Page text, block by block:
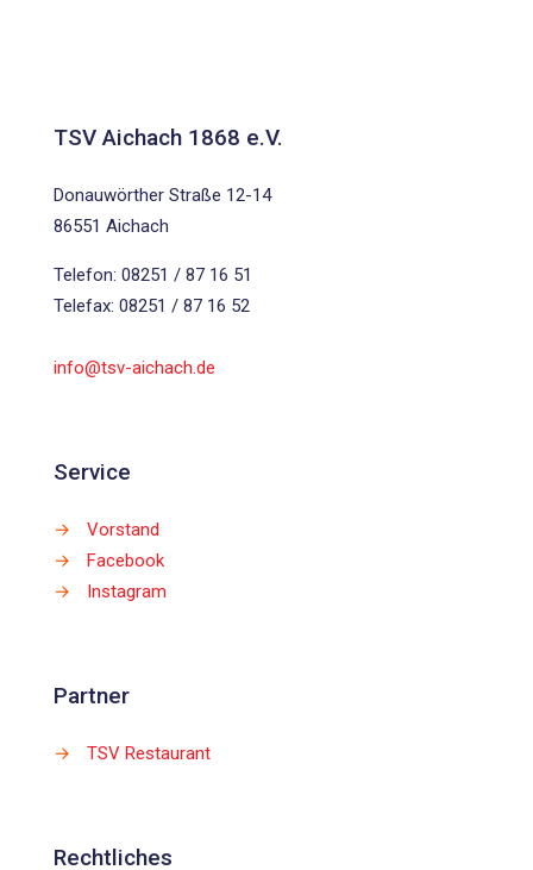
TSV Aichach 1868 e.V.
Donauwörther Straße 12-14
86551 Aichach
Telefon: 08251 / 87 16 51
Telefax: 08251 / 87 16 52
info@tsv-aichach.de
Service
→
Vorstand
→
Facebook
→
Instagram
Partner
→ TSV Restaurant
Rechtliches